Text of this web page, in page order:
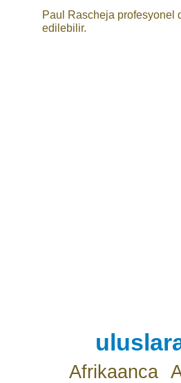
Paul Rascheja profesyonel
edilebilir.
Afrikaanca